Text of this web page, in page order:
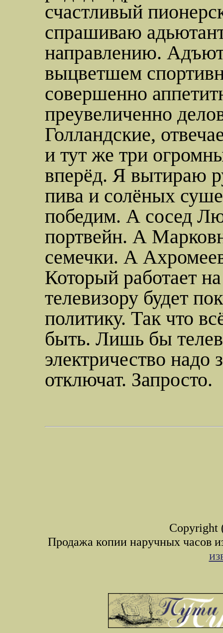
счастливый
спрашиваю
направлению.
выцветшем
совершенно
преувеличенно
Голландские,
и тут же три
вперёд. Я вытираю
пива и солёных
победим. А сосед
портвейн. А
семечки. А
Который работает
телевизору будет
политику. Так что
быть. Лишь бы
электричество надо
отключат. Запросто.
Copyright
Продажа копии наручных часов